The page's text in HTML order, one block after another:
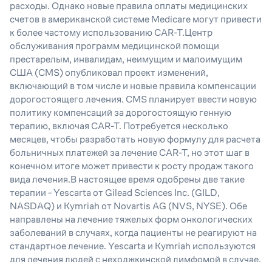
расходы. Однако новые правила оплаты медицинских
счетов в американской системе Medicare могут привести
к более частому использованию CAR-T.Центр
обслуживания программ медицинской помощи
престарелым, инвалидам, неимущим и малоимущим
США (CMS) опубликовал проект изменений,
включающий в том числе и новые правила компенсации
дорогостоящего лечения. CMS планирует ввести новую
политику компенсаций за дорогостоящую генную
терапию, включая CAR-T. Потребуется несколько
месяцев, чтобы разработать новую формулу для расчета
больничных платежей за лечение CAR-T, но этот шаг в
конечном итоге может привести к росту продаж такого
вида лечения.В настоящее время одобрены две такие
терапии - Yescarta от Gilead Sciences Inc. (GILD,
NASDAQ) и Kymriah от Novartis AG (NVS, NYSE). Обе
направлены на лечение тяжелых форм онкологических
заболеваний в случаях, когда пациенты не реагируют на
стандартное лечение. Yescarta и Kymriah используются
для лечения людей с неходжкинской лимфомой в случае,